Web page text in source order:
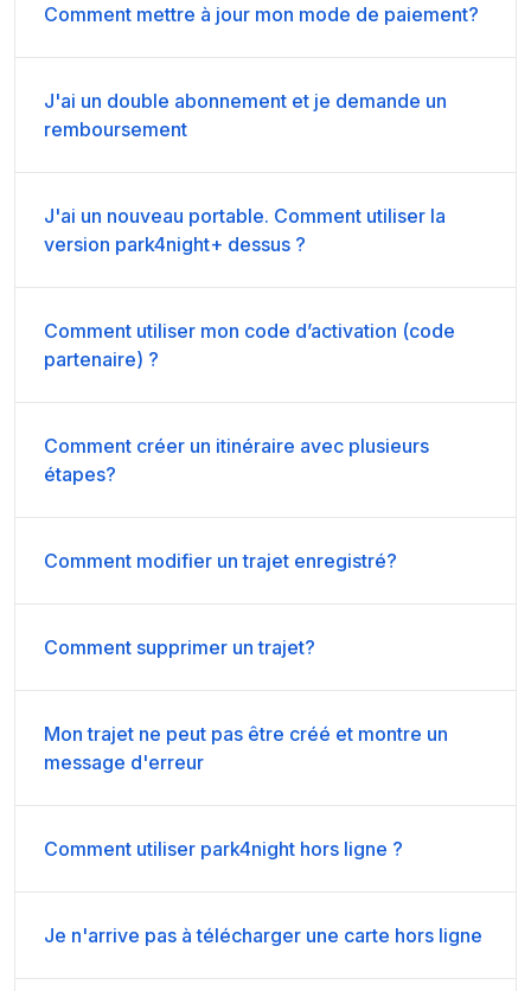
Comment mettre à jour mon mode de paiement?
J'ai un double abonnement et je demande un
remboursement
J'ai un nouveau portable. Comment utiliser la
version park4night+ dessus ?
Comment utiliser mon code d’activation (code
partenaire) ?
Comment créer un itinéraire avec plusieurs
étapes?
Comment modifier un trajet enregistré?
Comment supprimer un trajet?
Mon trajet ne peut pas être créé et montre un
message d'erreur
Comment utiliser park4night hors ligne ?
Je n'arrive pas à télécharger une carte hors ligne